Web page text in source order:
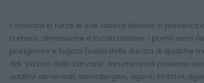
L’orticaria in tutte le sue varietà cliniche si
numero, dimensione e localizzazione. I pomfi sono
pruriginose e fugaci (ossia della durata di qualche
dal “pizzico della zanzara”. Innumerevoli possono
additivi alimentari, aeroallergeni, agenti infettivi,